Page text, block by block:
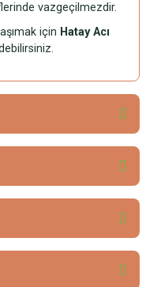
vazgeçilmezdir.
için Hatay Acı
yapın!
ve diğer konularda
kullanarak tarafımıza